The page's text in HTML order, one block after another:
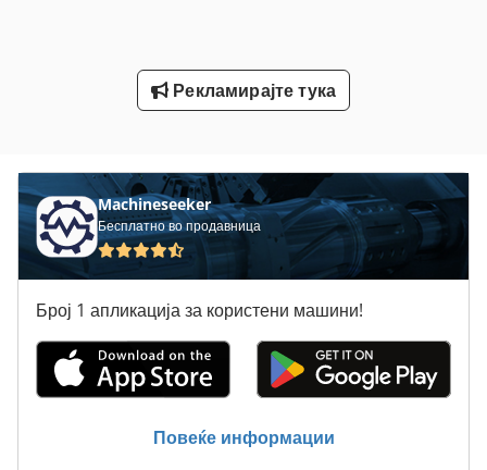
Тркалање На Навој
Рекламирајте тука
Machineseeker
Бесплатно во продавница
Број 1 апликација за користени машини!
Повеќе информации